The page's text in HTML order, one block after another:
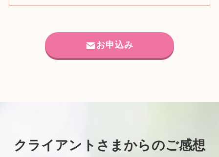
お申込み
クライアントさまからのご感想